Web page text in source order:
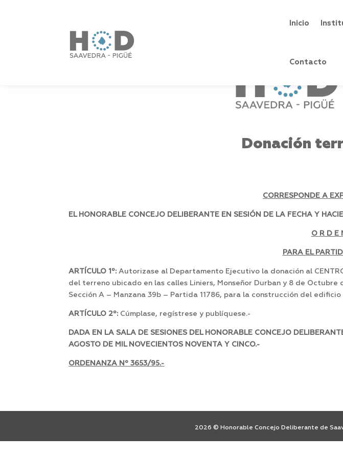
Inicio
Contacto
Donación
CORRESPONDE A
EL HONORABLE CONCEJO DELIBERANTE EN SESIÓN DE LA FECHA Y
O R D E
PARA EL
ARTÍCULO 1º:Autorizase al Departamento Ejecutivo la donación al
del terreno ubicado en las calles Liniers, Monseñor Durban y 8 de
Sección A – Manzana 39b – Partida 11786, para la construcción del
ARTÍCULO 2º: Cúmplase, regístrese y publíquese.-
DADA EN LA SALA DE SESIONES DEL HONORABLE CONCEJO
AGOSTO DE MIL NOVECIENTOS NOVENTA Y CINCO.-
ORDENANZA Nº 3653/95.-
2026 © Honorable Concejo Deliberante de